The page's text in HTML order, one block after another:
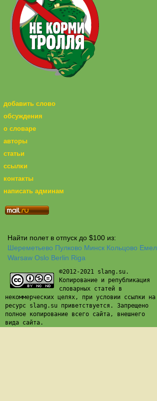
добавить слово
обсуждения
о словаре
авторы
статьи
ссылки
контакты
написать админам
Найти полет в отпуск до $100 из:
Шереметьево Пулково Минск Кольцово
Warsaw Oslo Berlin Riga
©2012-2021 slang.su.
Копирование и републикация
словарных статей в
некоммерческих целях, при условии ссылки на
ресурс slang.su приветствуется. Запрещено
полное копирование всего сайта, внешнего
вида сайта.